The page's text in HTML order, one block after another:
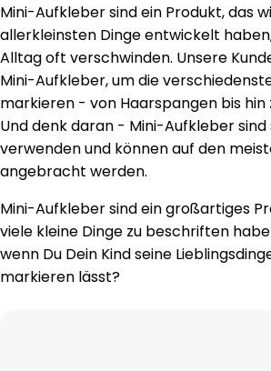
Mini-Aufkleber sind ein Produkt, das
allerkleinsten Dinge entwickelt
Alltag oft verschwinden. Unsere
Mini-Aufkleber, um die
markieren - von Haarspangen bis hin
Und denk daran - Mini-Aufkleber
verwenden und können auf den
angebracht werden.
Mini-Aufkleber sind ein großartiges
viele kleine Dinge zu beschriften
wenn Du Dein Kind seine
markieren lässt?